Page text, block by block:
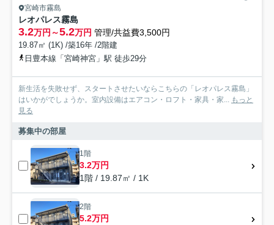
宮崎市霧島
レオパレス霧島
3.2万円～5.2万円 管理/共益費3,500円
19.87㎡ (1K) /築16年 /2階建
日豊本線「宮崎神宮」駅 徒歩29分
新生活を失敗せず、スタートさせたいならこちらの「レオパレス霧島」
はいかがでしょうか。室内設備はエアコン・ロフト・家具・家...
もっと
見る
募集中の部屋
1階
3.2万円
1階 / 19.87㎡ / 1K
2階
5.2万円